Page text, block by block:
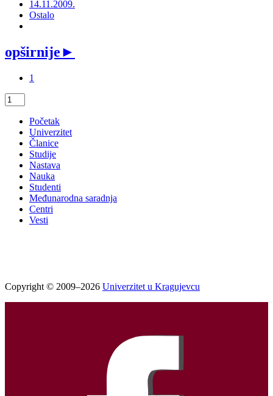
14.11.2009.
Ostalo
opširnije►
1
Početak
Univerzitet
Članice
Studije
Nastava
Nauka
Studenti
Međunarodna saradnja
Centri
Vesti
Copyright © 2009–2026 Univerzitet u Kragujevcu